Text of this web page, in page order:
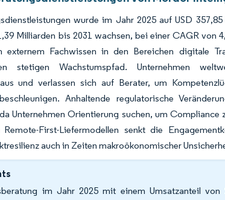
wurde im Jahr 2025 auf USD
Milliarden bis 2031 wachsen, bei einer CAGR von
externem Fachwissen in den Bereichen digitale
stetigen Wachstumspfad. Unternehmen
und verlassen sich auf Berater, um
Anhaltende regulatorische
Unternehmen Orientierung suchen, um Compliance
First-Liefermodellen senkt die
auch in Zeiten makroökonomischer
im Jahr 2025 mit einem Umsatzanteil